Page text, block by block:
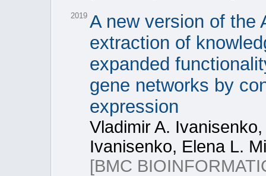
2019 A new version of the
extraction of
expanded
gene networks by
expression
Vladimir A.
Ivanisenko, Elena L.
[BMC